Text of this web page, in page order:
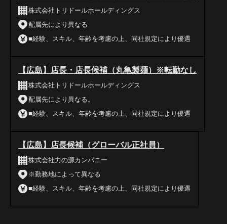
株式会社トリドールホールディングス
配属先により異なる
■経験、スキル、年齢を考慮の上、同社規定により優遇
【広島】店長・店長候補（丸亀製麺）※転勤なし
株式会社トリドールホールディングス
配属先により異なる。
■経験、スキル、年齢を考慮の上、同社規定により優遇
【広島】店長候補（グローバル正社員）
株式会社力の源カンパニー
※勤務地によって異なる
■経験、スキル、年齢を考慮の上、同社規定により優遇